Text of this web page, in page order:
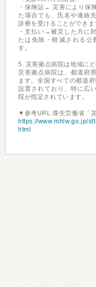
・保険証→ 災害により保
た場合でも、氏名や連絡
診療を受けることができま
・支払い→被災した方に
たは免除・軽減される公
す。
5. 災害拠点病院は地域に
災害拠点病院は、都道府
ます。全国すべての都道
設置されており、特に広
院が指定されています。
▼参考URL:厚生労働省「災
https://www.mhlw.go.jp/
html